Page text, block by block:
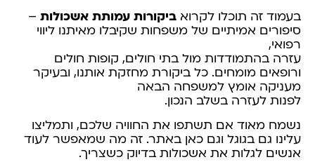
בעמוד זה תוכלו לקרוא ביקורות עמותת אשכולות –
סיפורים אמיתיים של משפחות שקיבלו מאיתנו ליווי
רפואי,
עזרה בהתמודדות מול בתי חולים, קופות חולים
ורופאים מומחים. כל ביקורת מחזקת אותנו, ובעיקר
מעניקה אומץ למשפחה הבאה
לפנות לעזרה בשלב הנכון.
נשמח מאוד אם תשתפו את החוויה שלכם, ותמליצו
עלינו גם בגוגל וגם כאן באתר. זה מה שמאפשר לעוד
אנשים לגלות את אשכולות בדיוק כשצריך.